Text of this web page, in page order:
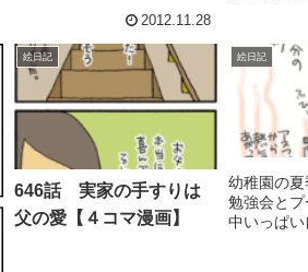
2012.11.28
か！？寒
肌が出ます
のはいい
わ！！！
ん！！と
日、こち
絵日記
646話 実家の手すりは
父の愛【４コマ漫画】
絵日記
幼稚園の
勉強会と
中いっぱい